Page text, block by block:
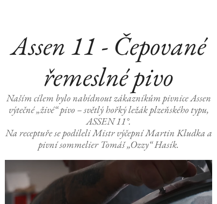
Assen 11 - Čepované
řemeslné pivo
Naším cílem bylo nabídnout zákazníkům pivnice Assen
výtečné „živé“ pivo – světlý hořký ležák plzeňského typu,
ASSEN 11°.
Na receptuře se podíleli Mistr výčepní Martin Kludka a
pivní sommelier Tomáš „Ozzy“ Hasík.